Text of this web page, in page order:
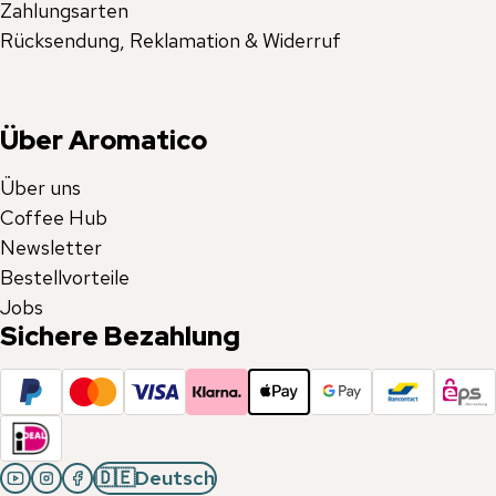
Zahlungsarten
Rücksendung, Reklamation & Widerruf
Über Aromatico
Über uns
Coffee Hub
Newsletter
Bestellvorteile
Jobs
Sichere Bezahlung
🇩🇪Deutsch